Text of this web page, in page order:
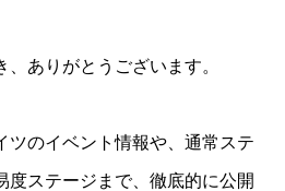
ありがとうございます。
ツのイベント情報や、通常ステ
度ステージまで、徹底的に公開